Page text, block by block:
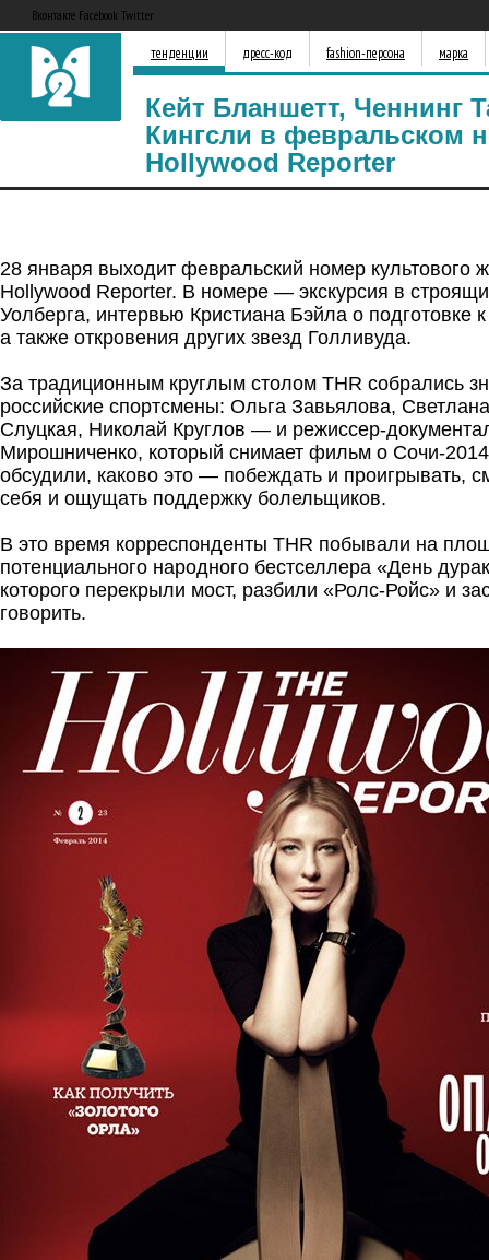
Вконтакте Facebook Twitter
тенденции дресс-код fashion-персона марка
Кейт Бланшетт, Ченнинг
Кингсли в февральском
Hollywood Reporter
28 января выходит февральский номер культового
Hollywood Reporter. В номере — экскурсия в
Уолберга, интервью Кристиана Бэйла о подготовке
а также откровения других звезд Голливуда.
За традиционным круглым столом THR собрались
российские спортсмены: Ольга Завьялова,
Слуцкая, Николай Круглов — и режиссер-
Мирошниченко, который снимает фильм о Сочи-
обсудили, каково это — побеждать и проигрывать,
себя и ощущать поддержку болельщиков.
В это время корреспонденты THR побывали на
потенциального народного бестселлера «День
которого перекрыли мост, разбили «Ролс-Ройс» и
говорить.